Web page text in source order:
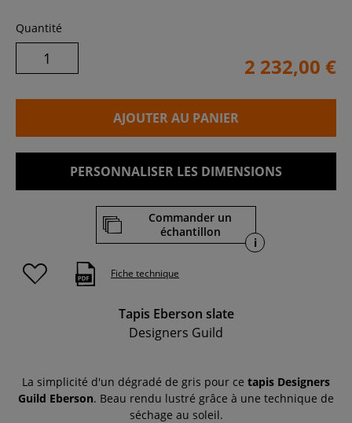
Quantité
2 232,00 €
AJOUTER AU PANIER
PERSONNALISER LES DIMENSIONS
Commander un
échantillon
i
Fiche technique
Tapis Eberson slate
Designers Guild
La simplicité d'un dégradé de gris pour ce tapis Designers
Guild Eberson. Beau rendu lustré grâce à une technique de
séchage au soleil.